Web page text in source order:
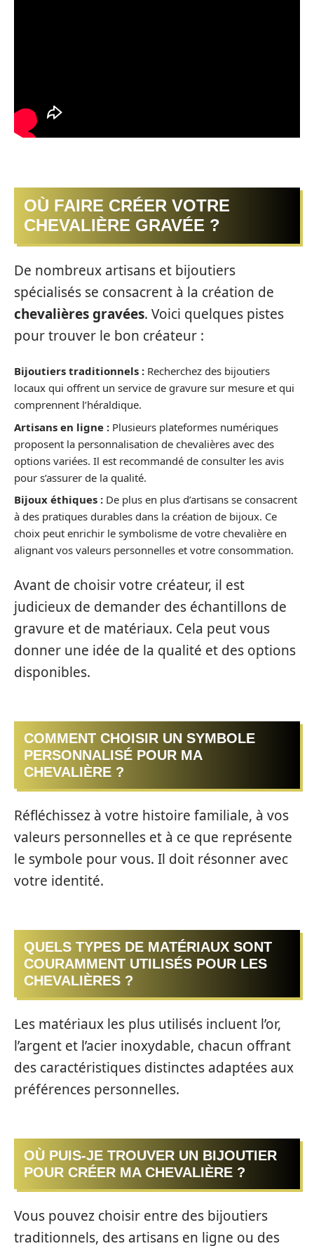
OÙ FAIRE CRÉER VOTRE
CHEVALIÈRE GRAVÉE ?
De nombreux artisans et bijoutiers
spécialisés se consacrent à la création de
chevalières gravées. Voici quelques pistes
pour trouver le bon créateur :
Bijoutiers traditionnels : Recherchez des bijoutiers
locaux qui offrent un service de gravure sur mesure et qui
comprennent l’héraldique.
Artisans en ligne : Plusieurs plateformes numériques
proposent la personnalisation de chevalières avec des
options variées. Il est recommandé de consulter les avis
pour s’assurer de la qualité.
Bijoux éthiques : De plus en plus d’artisans se consacrent
à des pratiques durables dans la création de bijoux. Ce
choix peut enrichir le symbolisme de votre chevalière en
alignant vos valeurs personnelles et votre consommation.
Avant de choisir votre créateur, il est
judicieux de demander des échantillons de
gravure et de matériaux. Cela peut vous
donner une idée de la qualité et des options
disponibles.
COMMENT CHOISIR UN SYMBOLE
PERSONNALISÉ POUR MA
CHEVALIÈRE ?
Réfléchissez à votre histoire familiale, à vos
valeurs personnelles et à ce que représente
le symbole pour vous. Il doit résonner avec
votre identité.
QUELS TYPES DE MATÉRIAUX SONT
COURAMMENT UTILISÉS POUR LES
CHEVALIÈRES ?
Les matériaux les plus utilisés incluent l’or,
l’argent et l’acier inoxydable, chacun offrant
des caractéristiques distinctes adaptées aux
préférences personnelles.
OÙ PUIS-JE TROUVER UN BIJOUTIER
POUR CRÉER MA CHEVALIÈRE ?
Vous pouvez choisir entre des bijoutiers
traditionnels, des artisans en ligne ou des